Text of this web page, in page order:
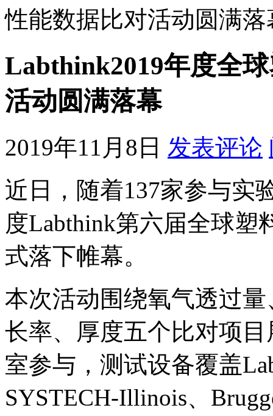
性能数据比对活动圆满落
Labthink2019年度全
活动圆满落幕
2019年11月8日 发表评论
近日，随着137家参与实
度Labthink第六届全球塑
式落下帷幕。
本次活动围绕氧气透过
长率、厚度五个比对项
室参与，测试设备覆盖
SYSTECH-Illinois、